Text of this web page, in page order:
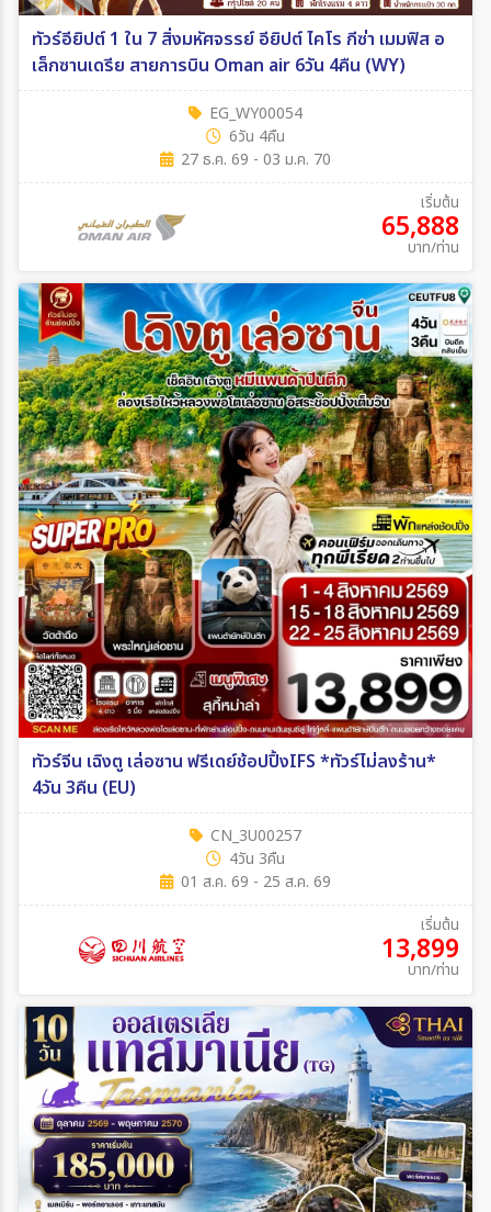
ทัวร์อียิปต์ 1 ใน 7 สิ่งมหัศจรรย์ อียิปต์ ไคโร กีซ่า เมมฟิส อ
เล็กซานเดรีย สายการบิน Oman air 6วัน 4คืน (WY)
EG_WY00054
6วัน 4คืน
27 ธ.ค. 69 - 03 ม.ค. 70
เริ่มต้น
65,888
บาท/ท่าน
ทัวร์จีน เฉิงตู เล่อซาน ฟรีเดย์ช้อปปิ้งIFS *ทัวร์ไม่ลงร้าน*
4วัน 3คืน (EU)
CN_3U00257
4วัน 3คืน
01 ส.ค. 69 - 25 ส.ค. 69
เริ่มต้น
13,899
บาท/ท่าน